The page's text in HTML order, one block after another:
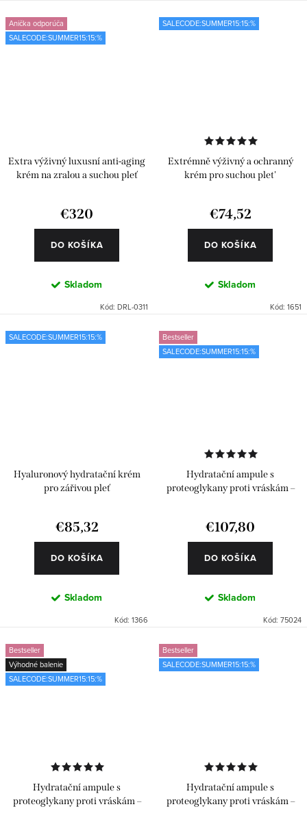
Anička odporúča
SALECODE:SUMMER15:15:%
Extra výživný luxusní anti-aging
krém na zralou a suchou pleť
€320
DO KOŠÍKA
Skladom
Kód: DRL-0311
SALECODE:SUMMER15:15:%
Extrémně výživný a ochranný
krém pro suchou plet'
€74,52
DO KOŠÍKA
Skladom
Kód: 1651
SALECODE:SUMMER15:15:%
Hyaluronový hydratační krém
pro zářivou pleť
€85,32
DO KOŠÍKA
Skladom
Kód: 1366
Bestseller
SALECODE:SUMMER15:15:%
Hydratační ampule s
proteoglykany proti vráskám –
€107,80
DO KOŠÍKA
Skladom
Kód: 75024
Bestseller
Výhodné balenie
SALECODE:SUMMER15:15:%
Hydratační ampule s
proteoglykany proti vráskám –
Bestseller
SALECODE:SUMMER15:15:%
Hydratační ampule s
proteoglykany proti vráskám –